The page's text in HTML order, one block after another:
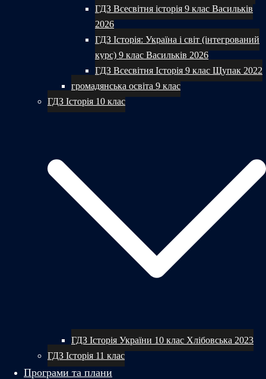
ГДЗ Всесвітня історія 9 клас Васильків
2026
ГДЗ Історія: Україна і світ (інтегрований
курс) 9 клас Васильків 2026
ГДЗ Всесвітня Історія 9 клас Щупак 2022
громадянська освіта 9 клас
ГДЗ Історія 10 клас
ГДЗ Історія України 10 клас Хлібовська 2023
ГДЗ Історія 11 клас
Програми та плани